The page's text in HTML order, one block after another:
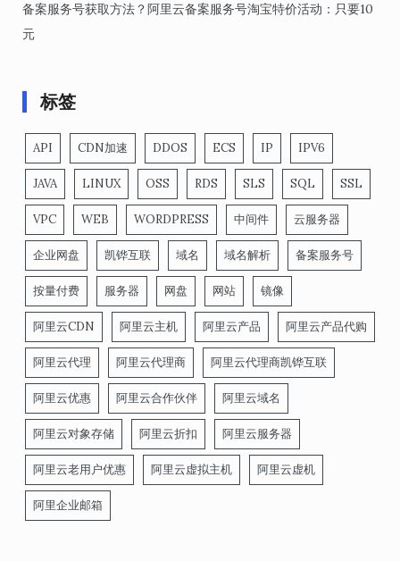
备案服务号获取方法？阿里云备案服务号淘宝特价活动：只要10
元
标签
API CDN加速 DDOS ECS IP IPV6
JAVA LINUX OSS RDS SLS SQL SSL
VPC WEB WORDPRESS 中间件 云服务器
企业网盘 凯铧互联 域名 域名解析 备案服务号
按量付费 服务器 网盘 网站 镜像
阿里云CDN 阿里云主机 阿里云产品 阿里云产品代购
阿里云代理 阿里云代理商 阿里云代理商凯铧互联
阿里云优惠 阿里云合作伙伴 阿里云域名
阿里云对象存储 阿里云折扣 阿里云服务器
阿里云老用户优惠 阿里云虚拟主机 阿里云虚机
阿里企业邮箱